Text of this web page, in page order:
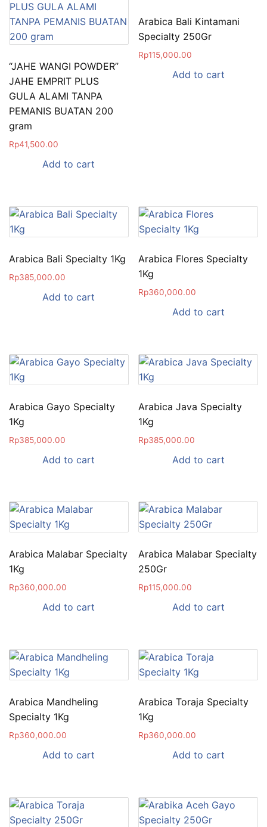
“JAHE WANGI POWDER”
JAHE EMPRIT PLUS
GULA ALAMI TANPA
PEMANIS BUATAN 200
gram
Rp41,500.00
Add to cart
Arabica Bali Kintamani
Specialty 250Gr
Rp115,000.00
Add to cart
Arabica Bali Specialty 1Kg
Rp385,000.00
Add to cart
Arabica Flores Specialty
1Kg
Rp360,000.00
Add to cart
Arabica Gayo Specialty
1Kg
Rp385,000.00
Add to cart
Arabica Java Specialty
1Kg
Rp385,000.00
Add to cart
Arabica Malabar Specialty
1Kg
Rp360,000.00
Add to cart
Arabica Malabar Specialty
250Gr
Rp115,000.00
Add to cart
Arabica Mandheling
Specialty 1Kg
Rp360,000.00
Add to cart
Arabica Toraja Specialty
1Kg
Rp360,000.00
Add to cart